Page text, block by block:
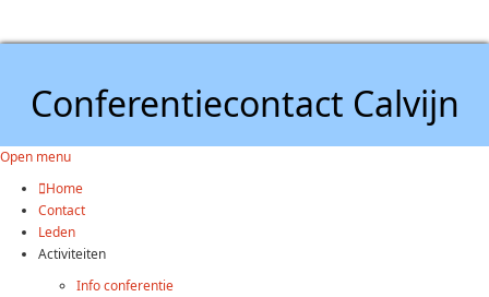
Conferentiecontact Calvijn
Open menu
Home
Contact
Leden
Activiteiten
Info conferentie